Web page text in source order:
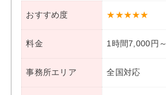
おすすめ度 ★★★★★
料金 1時間7,000円～
事務所エリア 全国対応